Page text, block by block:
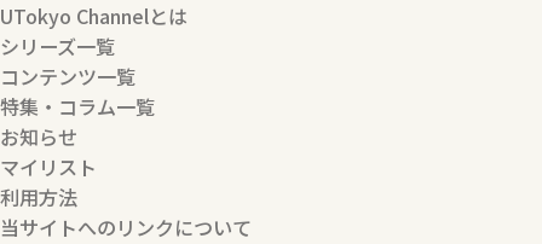
UTokyo Channelとは
シリーズ一覧
コンテンツ一覧
特集・コラム一覧
お知らせ
マイリスト
利用方法
当サイトへのリンクについて